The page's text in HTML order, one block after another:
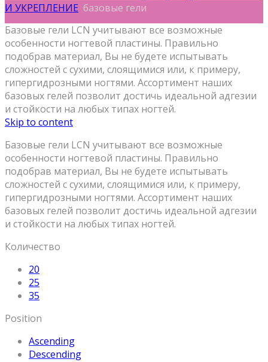
И УКРЕПЛЕНИЕ базовые гели
Базовые гели LCN учитывают все возможные
особенности ногтевой пластины. Правильно
подобрав материал, Вы не будете испытывать
сложностей с сухими, слоящимися или, к примеру,
гипергидрозными ногтями. Ассортимент наших
базовых гелей позволит достичь идеальной адгезии
и стойкости на любых типах ногтей.
Skip to content
Базовые гели LCN учитывают все возможные
особенности ногтевой пластины. Правильно
подобрав материал, Вы не будете испытывать
сложностей с сухими, слоящимися или, к примеру,
гипергидрозными ногтями. Ассортимент наших
базовых гелей позволит достичь идеальной адгезии
и стойкости на любых типах ногтей.
Количество
20
25
35
Position
Ascending
Descending